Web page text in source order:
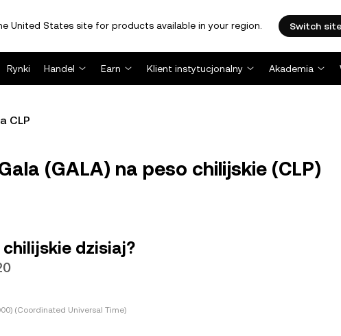
United States site for products available in your region. Switch site
Rynki Handel Earn Klient instytucjonalny Akademia
CLP
(GALA) na peso chilijskie (CLP)
chilijskie dzisiaj?
(Coordinated Universal Time)